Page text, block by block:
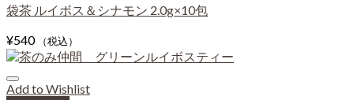
袋茶 ルイボス＆シナモン 2.0g×10包
¥540 （税込）
Add to Wishlist